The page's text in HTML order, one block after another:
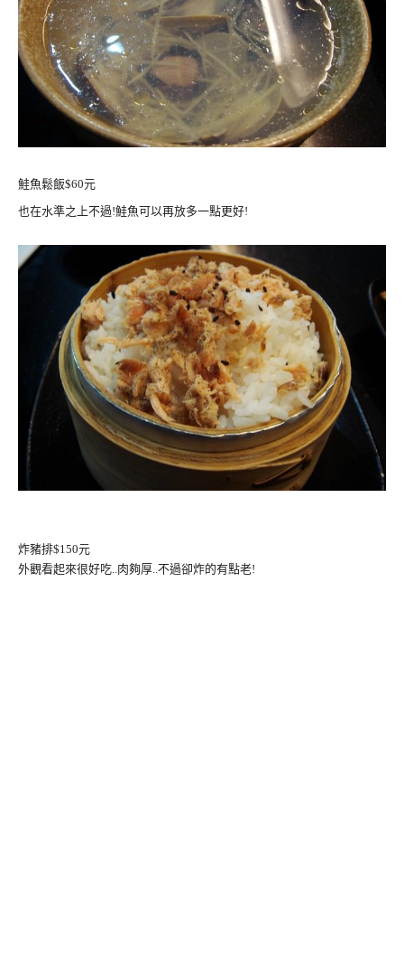
鮭魚鬆飯$60元
也在水準之上不過!鮭魚可以再放多一點更好!
炸豬排$150元
外觀看起來很好吃..肉夠厚..不過卻炸的有點老!